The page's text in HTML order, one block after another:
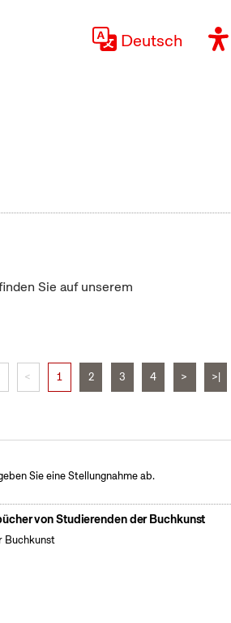
Deutsch
Sie auf unserem
< 1 2 3 4 > >|
Sie eine Stellungnahme ab.
von Studierenden der Buchkunst
Buchkunst